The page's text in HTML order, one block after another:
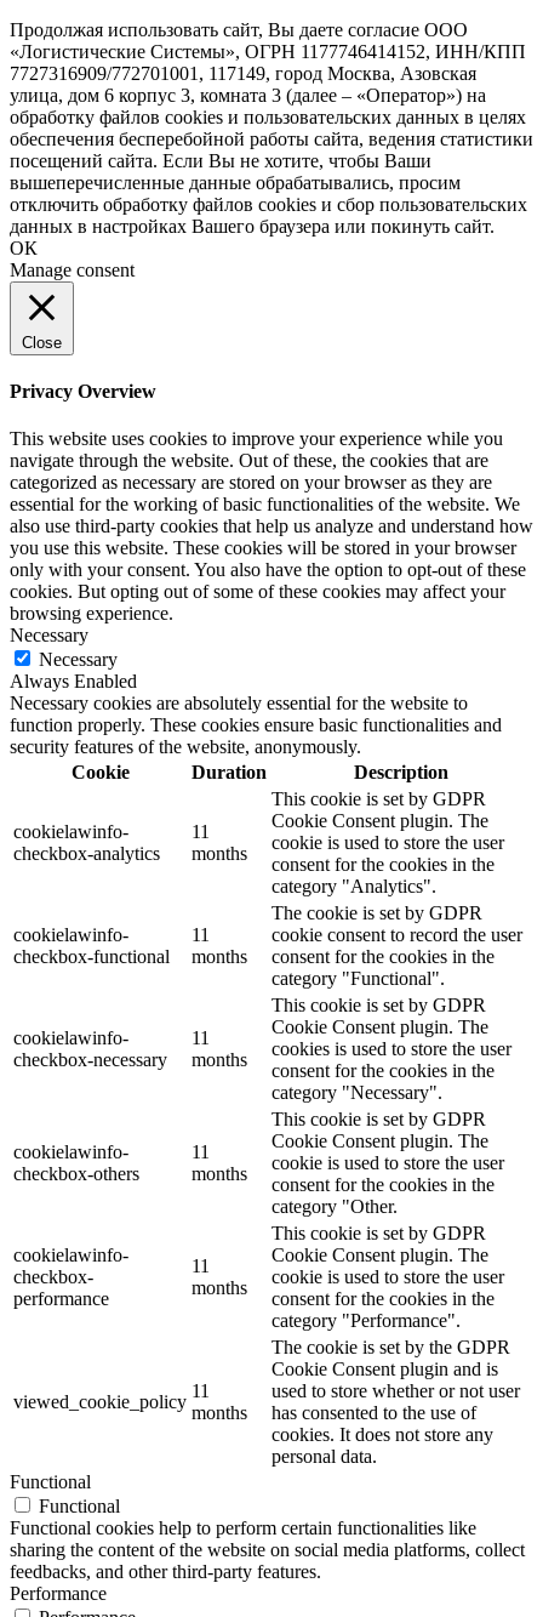
Продолжая использовать сайт, Вы даете согласие ООО
«Логистические Системы», ОГРН 1177746414152, ИНН/КПП
7727316909/772701001, 117149, город Москва, Азовская
улица, дом 6 корпус 3, комната 3 (далее – «Оператор») на
обработку файлов cookies и пользовательских данных в целях
обеспечения бесперебойной работы сайта, ведения статистики
посещений сайта. Если Вы не хотите, чтобы Ваши
вышеперечисленные данные обрабатывались, просим
отключить обработку файлов cookies и сбор пользовательских
данных в настройках Вашего браузера или покинуть сайт.
ОК
Manage consent
Close
Privacy Overview
This website uses cookies to improve your experience while you
navigate through the website. Out of these, the cookies that are
categorized as necessary are stored on your browser as they are
essential for the working of basic functionalities of the website. We
also use third-party cookies that help us analyze and understand how
you use this website. These cookies will be stored in your browser
only with your consent. You also have the option to opt-out of these
cookies. But opting out of some of these cookies may affect your
browsing experience.
Necessary
Necessary
Always Enabled
Necessary cookies are absolutely essential for the website to
function properly. These cookies ensure basic functionalities and
security features of the website, anonymously.
Cookie
Duration Description
cookielawinfo-
checkbox-analytics
11
months
This cookie is set by GDPR
Cookie Consent plugin. The
cookie is used to store the user
consent for the cookies in the
category "Analytics".
cookielawinfo-
checkbox-functional
11
months
The cookie is set by GDPR
cookie consent to record the user
consent for the cookies in the
category "Functional".
cookielawinfo-
checkbox-necessary
11
months
This cookie is set by GDPR
Cookie Consent plugin. The
cookies is used to store the user
consent for the cookies in the
category "Necessary".
cookielawinfo-
checkbox-others
11
months
This cookie is set by GDPR
Cookie Consent plugin. The
cookie is used to store the user
consent for the cookies in the
category "Other.
cookielawinfo-
checkbox-
performance
11
months
This cookie is set by GDPR
Cookie Consent plugin. The
cookie is used to store the user
consent for the cookies in the
category "Performance".
viewed_cookie_policy
11
months
The cookie is set by the GDPR
Cookie Consent plugin and is
used to store whether or not user
has consented to the use of
cookies. It does not store any
personal data.
Functional
Functional
Functional cookies help to perform certain functionalities like
sharing the content of the website on social media platforms, collect
feedbacks, and other third-party features.
Performance